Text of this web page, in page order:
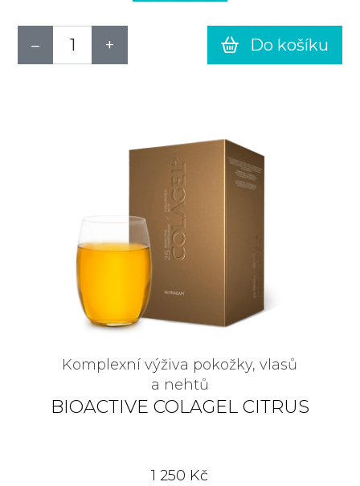
Do košíku
Komplexní výživa pokožky, vlasů
a nehtů
BIOACTIVE COLAGEL CITRUS
1 250 Kč